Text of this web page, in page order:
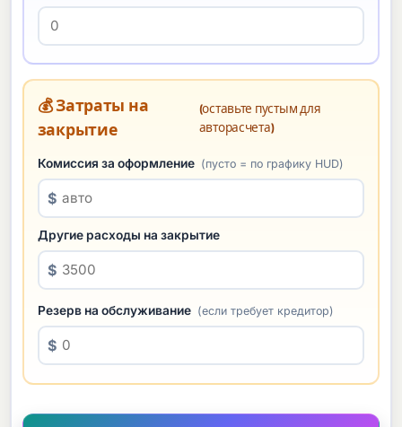
💰 Затраты на
закрытие
(оставьте пустым для
авторасчета)
Комиссия за оформление (пусто = по графику HUD)
$
Другие расходы на закрытие
$
Резерв на обслуживание (если требует кредитор)
$